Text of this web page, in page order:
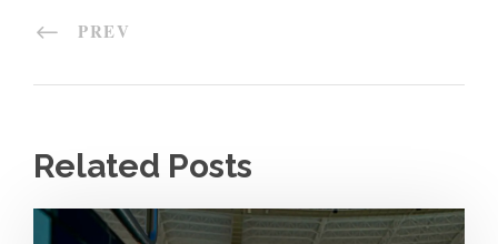
PREV
Related Posts